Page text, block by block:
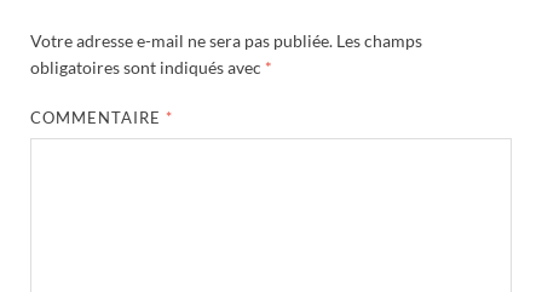
Votre adresse e-mail ne sera pas publiée. Les champs
obligatoires sont indiqués avec *
COMMENTAIRE *